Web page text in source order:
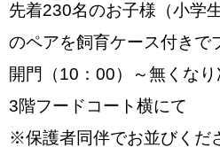
先着230名のお子様（小学
のペアを飼育ケース付きで
開門（10：00）～無くなり
3階フードコート横にて
※保護者同伴でお並びくだ